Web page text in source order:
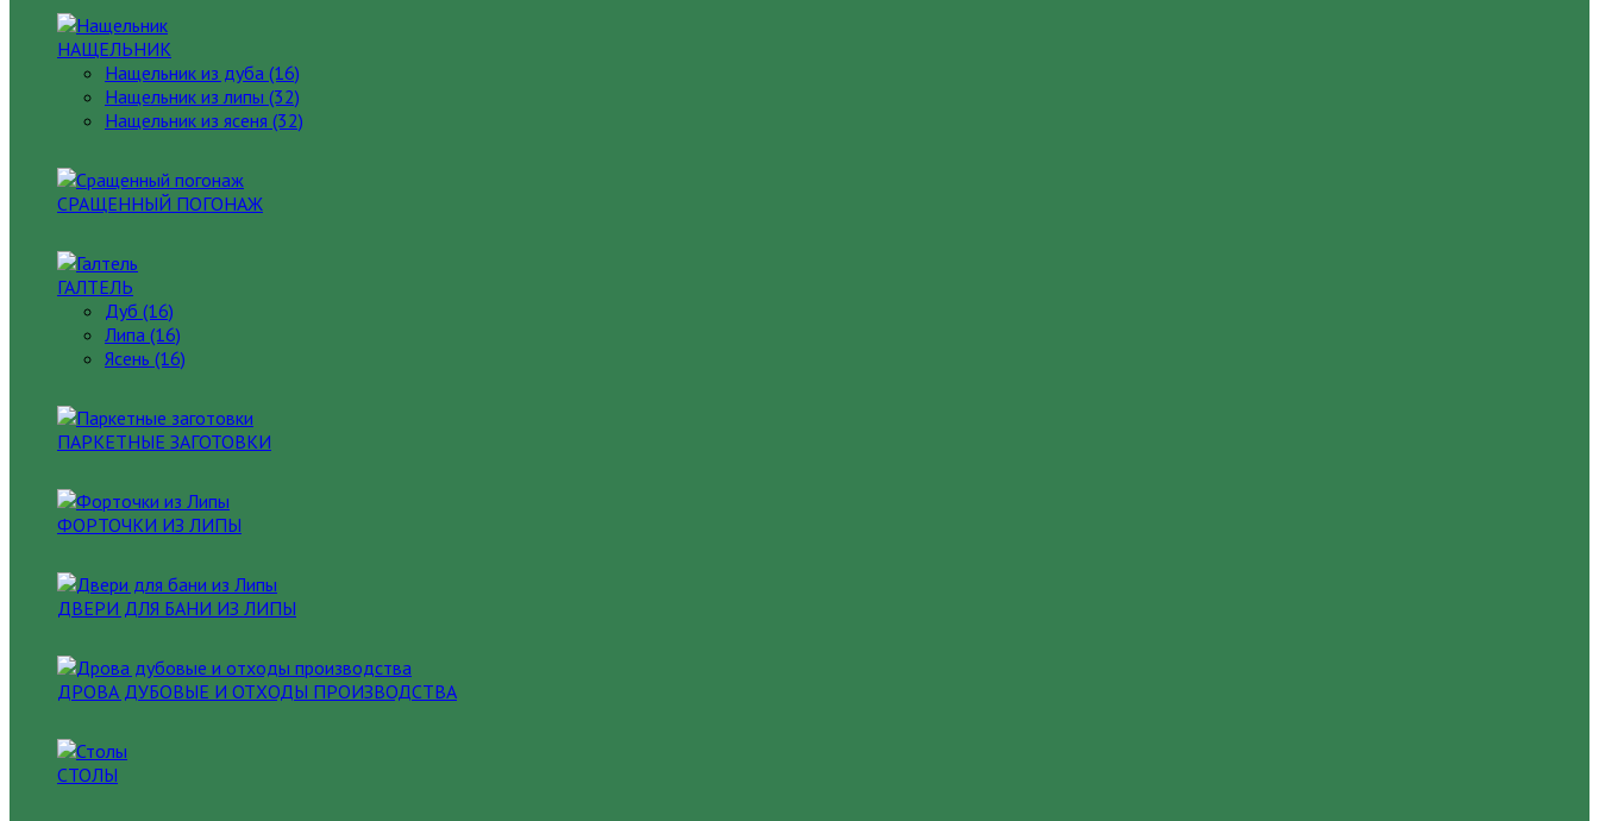
НАЩЕЛЬНИК
Нащельник из дуба (16)
Нащельник из липы (32)
Нащельник из ясеня (32)
СРАЩЕННЫЙ ПОГОНАЖ
ГАЛТЕЛЬ
Дуб (16)
Липа (16)
Ясень (16)
ПАРКЕТНЫЕ ЗАГОТОВКИ
ФОРТОЧКИ ИЗ ЛИПЫ
ДВЕРИ ДЛЯ БАНИ ИЗ ЛИПЫ
ДРОВА ДУБОВЫЕ И ОТХОДЫ ПРОИЗВОДСТВА
СТОЛЫ